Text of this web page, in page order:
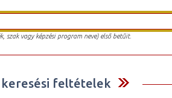
szak vagy képzési program neve) első betűit.
keresési feltételek